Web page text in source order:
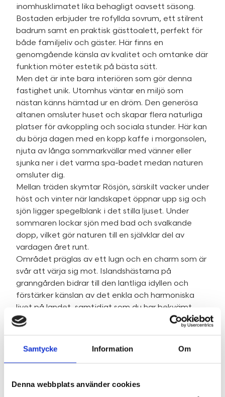
Samtycke Information Om
Denna webbplats använder cookies
inomhusklimatet lika behagligt oavsett säsong.
Bostaden erbjuder tre rofyllda sovrum, ett stilrent
badrum samt en praktisk gästtoalett, perfekt för
både familjeliv och gäster. Här finns en
genomgående känsla av kvalitet och omtanke där
funktion möter estetik på bästa sätt.
Men det är inte bara interiören som gör denna
fastighet unik. Utomhus väntar en miljö som
nästan känns hämtad ur en dröm. Den generösa
altanen omsluter huset och skapar flera naturliga
platser för avkoppling och sociala stunder. Här kan
du börja dagen med en kopp kaffe i morgonsolen,
njuta av långa sommarkvällar med vänner eller
sjunka ner i det varma spa-badet medan naturen
omsluter dig.
Mellan träden skymtar Rösjön, särskilt vacker under
höst och vinter när landskapet öppnar upp sig och
sjön ligger spegelblank i det stilla ljuset. Under
sommaren lockar sjön med bad och svalkande
dopp, vilket gör naturen till en självklar del av
vardagen året runt.
Området präglas av ett lugn och en charm som är
svår att värja sig mot. Islandshästarna på
granngården bidrar till den lantliga idyllen och
förstärker känslan av det enkla och harmoniska
livet på landet, samtidigt som du har bekvämt
pendlingsavstånd till både Norrtälje och
Fastigheten erbjuder dessutom något mycket
ovanligt, två charmiga småhus från början av
karaktär. Det ena används idag som ateljé och